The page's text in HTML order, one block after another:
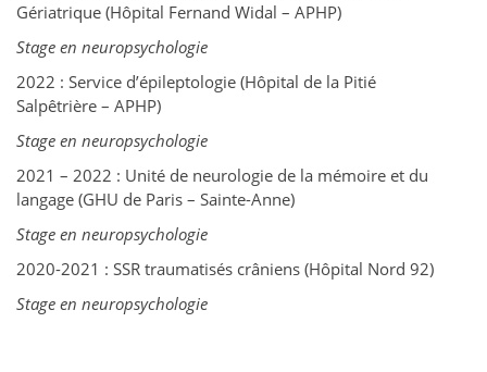
Gériatrique (Hôpital Fernand Widal – APHP)
Stage en neuropsychologie
2022 : Service d’épileptologie (Hôpital de la Pitié
Salpêtrière – APHP)
Stage en neuropsychologie
2021 – 2022 : Unité de neurologie de la mémoire et du
langage (GHU de Paris – Sainte-Anne)
Stage en neuropsychologie
2020-2021 : SSR traumatisés crâniens (Hôpital Nord 92)
Stage en neuropsychologie